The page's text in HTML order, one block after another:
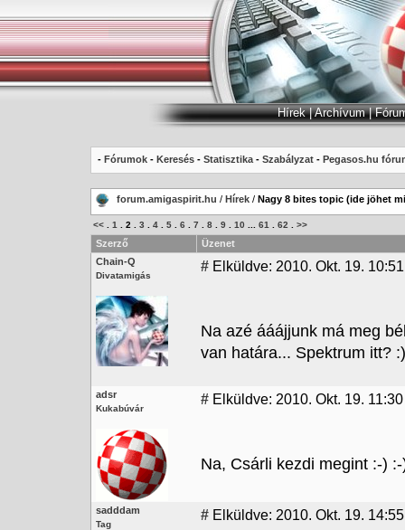
Hírek|Archívum|
- Fórumok - Keresés - Statisztika - Szabályzat - Pegasos.hu
forum.amigaspirit.hu / Hírek / Nagy 8 bites topic (ide jöhet
<< 1 2 3 4 5 6 7 8 9 10 61 62 >>
Szerző
Üzenet
Chain-Q
Divatamigás
# Elküldve: 2010. Okt. 19. 10:51
Na azé ááájjunk má meg
van határa... Spektrum itt?
adsr
Kukabúvár
# Elküldve: 2010. Okt. 19. 11:30
Na, Csárli kezdi megint :-)
sadddam
Tag
# Elküldve: 2010. Okt. 19. 14:55